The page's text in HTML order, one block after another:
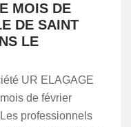
MOIS DE
DE SAINT
LE
UR ELAGAGE
de février
professionnels